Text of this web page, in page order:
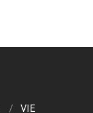
VIE